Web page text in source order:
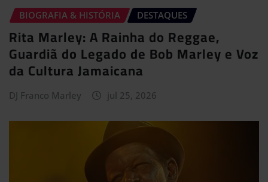
BIOGRAFIA & HISTÓRIA DESTAQUES
Rita Marley: A Rainha do Reggae,
Guardiã do Legado de Bob Marley e Voz
da Cultura Jamaicana
DJ Franco Marley jul 25, 2026